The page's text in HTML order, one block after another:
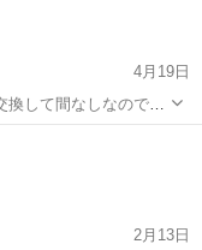
4月19日
換して間なしなので傷
、容量は100%です。
に傷があります。 サ
2月13日